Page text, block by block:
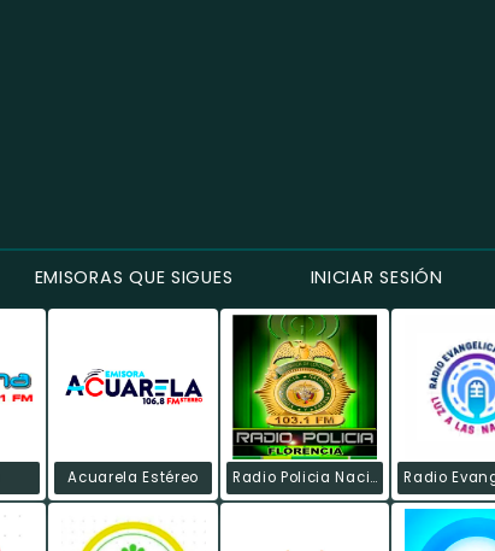
EMISORAS QUE SIGUES INICIAR SESIÓN
Acuarela Estéreo Radio Policia Nacional